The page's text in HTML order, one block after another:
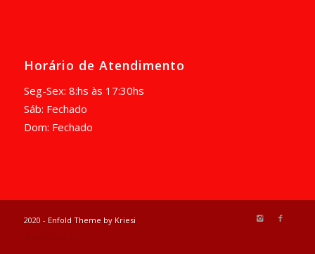
Horário de Atendimento
Seg-Sex: 8:hs às 17:30hs
Sáb: Fechado
Dom: Fechado
2020 - Enfold Theme by Kriesi